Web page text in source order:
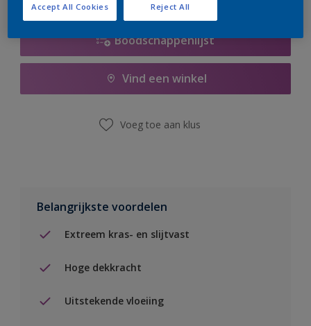
Boodschappenlijst
Vind een winkel
Voeg toe aan klus
Belangrijkste voordelen
Extreem kras- en slijtvast
Hoge dekkracht
Uitstekende vloeiing
Reject All
Accept All Cookies